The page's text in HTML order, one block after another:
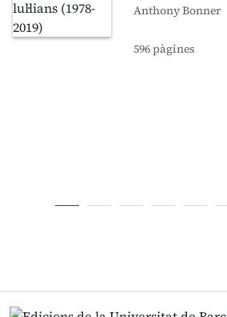
Anthony Bonner
596 pàgines